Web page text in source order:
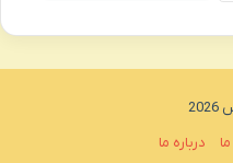
درباره ما